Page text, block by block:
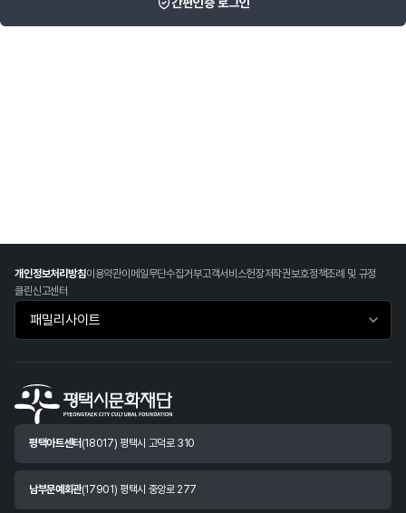
개인정보처리방침이용약관이메일무단수집거부고객서비스헌장저작권보호정책조례 및 규정
클린신고센터
패밀리사이트 바로가기
평택아트센터 (18017) 평택시 고덕로 310
남부문예회관(17901) 평택시 중앙로 277